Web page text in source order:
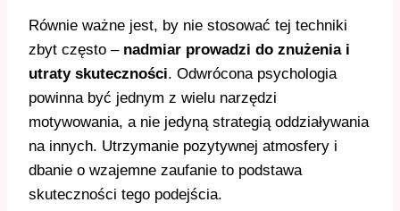
Równie ważne jest, by nie stosować tej techniki
zbyt często – nadmiar prowadzi do znużenia i
utraty skuteczności. Odwrócona psychologia
powinna być jednym z wielu narzędzi
motywowania, a nie jedyną strategią oddziaływania
na innych. Utrzymanie pozytywnej atmosfery i
dbanie o wzajemne zaufanie to podstawa
skuteczności tego podejścia.